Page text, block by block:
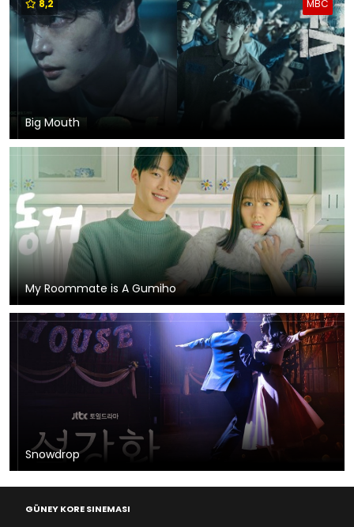
MBC
8,2
Big Mouth
My Roommate is A Gumiho
Snowdrop
GÜNEY KORE SINEMASI